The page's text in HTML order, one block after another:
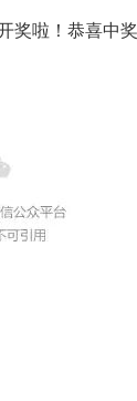
奖啦！恭喜中奖